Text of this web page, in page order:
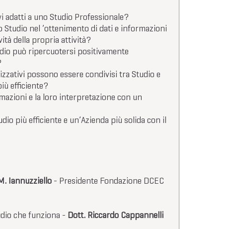
adatti a uno Studio Professionale?
Studio nel ’ottenimento di dati e informazioni
della propria attività?
può ripercuotersi positivamente
possono essere condivisi tra Studio e
efficiente?
e la loro interpretazione con un
più efficiente e un’Azienda più solida con il
Iannuzziello - Presidente Fondazione DCEC
che funziona - Dott. Riccardo Cappannelli